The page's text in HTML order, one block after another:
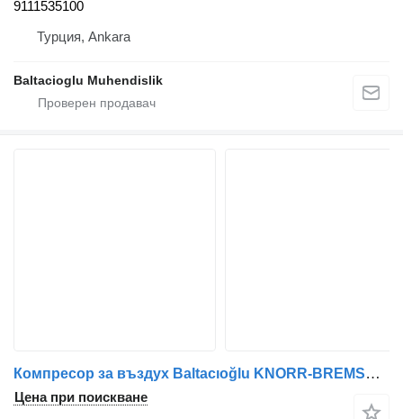
9111535100
Турция, Ankara
Baltacioglu Muhendislik
Компресор за въздух Baltacıoğlu KNORR-BREMSE LK4960 за автобус
Цена при поискване